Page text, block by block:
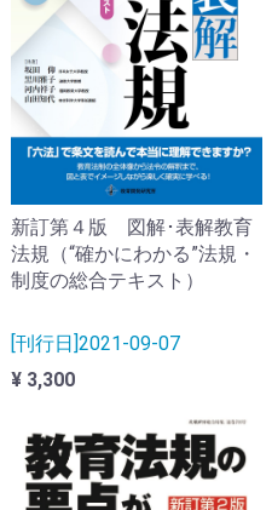
新訂第４版 図解･表解教育
法規（“確かにわかる”法規・
制度の総合テキスト）
[刊行日]2021-09-07
¥ 3,300